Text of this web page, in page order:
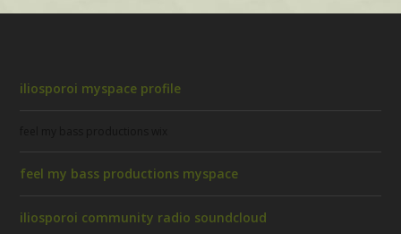
iliosporoi myspace profile
feel my bass productions myspace
iliosporoi community radio soundcloud